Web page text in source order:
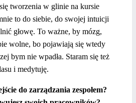
tworzenia w glinie na kursie
to do siebie, do swojej intuicji
głowę. To ważne, by mózg,
wolne, bo pojawiają się wtedy
bym nie wpadła. Staram się też
i medytuję.
do zarządzania zespołem?